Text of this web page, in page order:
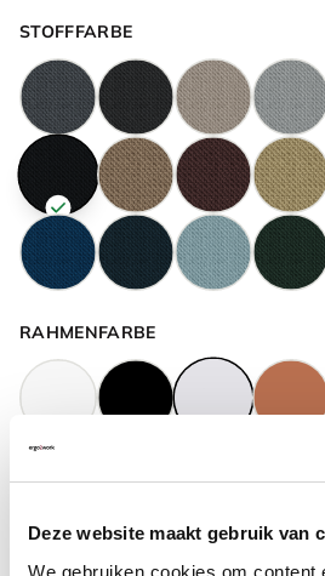
Deze website maakt gebruik van
We gebruiken cookies om content
STOFFFARBE
RAHMENFARBE
GASFEDERHÖHE